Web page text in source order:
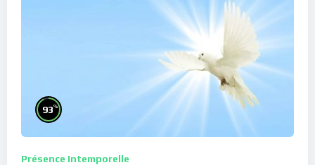
93%
Présence Intemporelle